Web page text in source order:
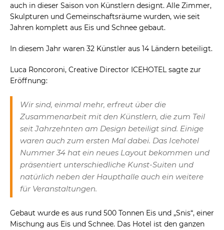
auch in dieser Saison von Künstlern designt. Alle Zimmer,
Skulpturen und Gemeinschaftsräume wurden, wie seit
Jahren komplett aus Eis und Schnee gebaut.
In diesem Jahr waren 32 Künstler aus 14 Ländern beteiligt.
Luca Roncoroni, Creative Director ICEHOTEL sagte zur
Eröffnung:
Wir sind, einmal mehr, erfreut über die
Zusammenarbeit mit den Künstlern, die zum Teil
seit Jahrzehnten am Design beteiligt sind. Einige
waren auch zum ersten Mal dabei. Das Icehotel
Nummer 34 hat ein neues Layout bekommen und
präsentiert unterschiedliche Kunst-Suiten und
natürlich neben der Haupthalle auch ein weitere
für Veranstaltungen.
Gebaut wurde es aus rund 500 Tonnen Eis und „Snis“, einer
Mischung aus Eis und Schnee. Das Hotel ist den ganzen